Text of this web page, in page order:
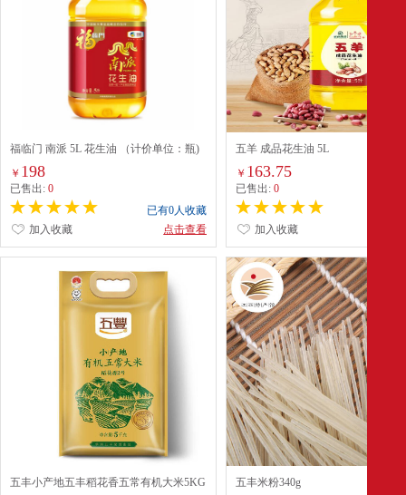
福临门 南派 5L 花生油 （计价单位：瓶)
￥ 198
已售出: 0
已有0人收藏
点击查看
加入收藏
五羊 成品花生油 5L
￥ 163.75
已售出:0
加入收藏
五丰小产地五丰稻花香五常有机大米5KG
五丰米粉340g